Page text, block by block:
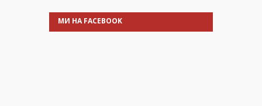
МИ НА FACEBOOK